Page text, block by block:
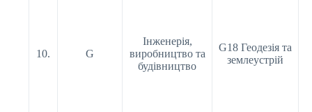
10. G
Інженерія,
виробництво та
будівництво
G18 Геодезія та
землеустрій